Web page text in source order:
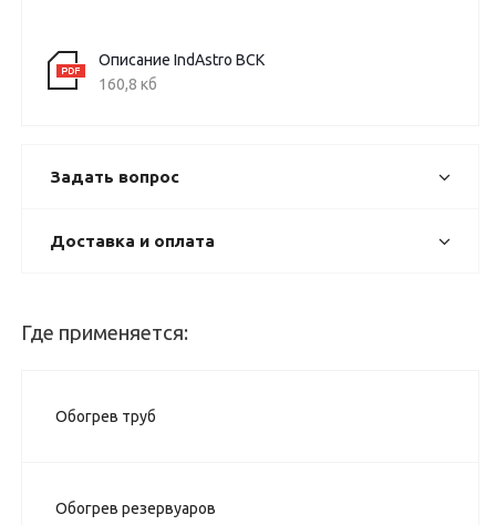
Описание IndAstro ВСК
160,8 кб
Задать вопрос
Доставка и оплата
Где применяется:
Обогрев труб
Обогрев резервуаров